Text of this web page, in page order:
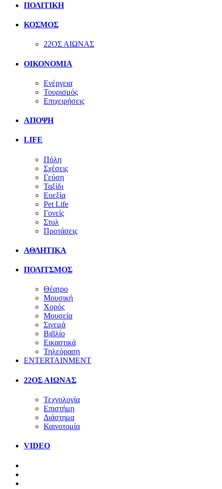
ΠΟΛΙΤΙΚΗ
ΚΟΣΜΟΣ
22ΟΣ ΑΙΩΝΑΣ
ΟΙΚΟΝΟΜΙΑ
Ενέργεια
Τουρισμός
Επιχειρήσεις
ΑΠΟΨΗ
LIFE
Πόλη
Σχέσεις
Γεύση
Ταξίδι
Ευεξία
Pet Life
Γονείς
Στυλ
Προτάσεις
ΑΘΛΗΤΙΚΑ
ΠΟΛΙΤΣΜΟΣ
Θέατρο
Μουσική
Χορός
Μουσεία
Σινεμά
Βιβλίο
Εικαστικά
Τηλεόραση
ENTERTAINMENT
22ΟΣ ΑΙΩΝΑΣ
Τεχνολογία
Επιστήμη
Διάστημα
Καινοτομία
VIDEO